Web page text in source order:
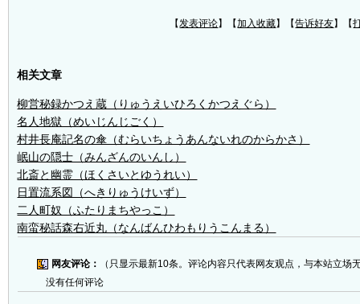
【发表评论】【加入收藏】【告诉好友】【
相关文章
柳営秘録かつえ蔵（りゅうえいひろくかつえぐら）
名人地獄（めいじんじごく）
村井長庵記名の傘（むらいちょうあんないれのからかさ）
岷山の隠士（みんざんのいんし）
北斎と幽霊（ほくさいとゆうれい）
日置流系図（へきりゅうけいず）
二人町奴（ふたりまちやっこ）
南蛮秘話森右近丸（なんばんひわもりうこんまる）
网友评论：
（只显示最新10条。评论内容只代表网友观点，与本站立场
没有任何评论